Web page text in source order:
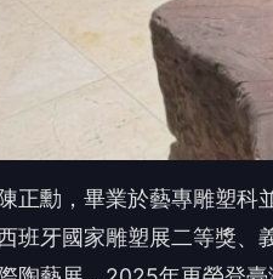
術美術館與澳洲白兔美
年在彰化溪州鄉成立「
🤔